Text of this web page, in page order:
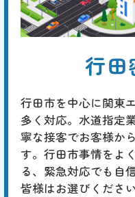
通常、つまった場合は水位が
いない場合は、タンク内の調
は、水面から出たオーバーフ
水位が低い場合は、水漏れや
行田
行田市を中心に関東
多く対応。水道指定
寧な接客でお客様か
す。行田市事情をよ
る、緊急対応でも自
皆様はお選びください